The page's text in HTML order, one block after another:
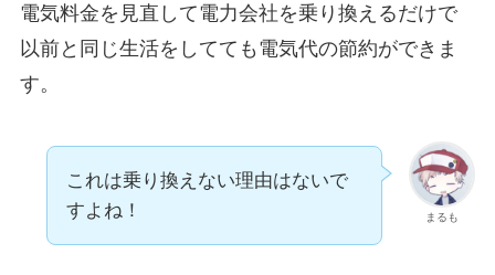
電気料金を見直して電力会社を乗り換えるだけで
以前と同じ生活をしてても電気代の節約ができま
す。
まるも
これは乗り換えない理由はないで
すよね！